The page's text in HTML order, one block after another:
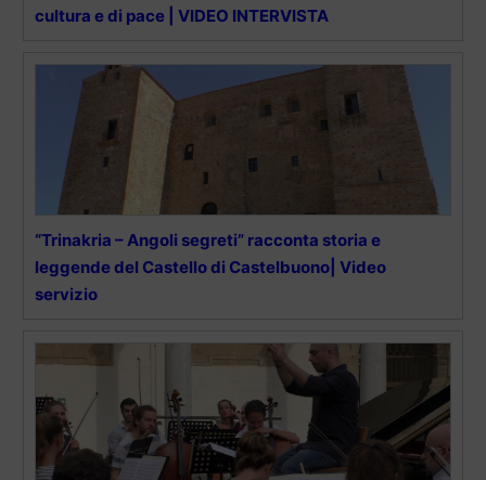
cultura e di pace | VIDEO INTERVISTA
“Trinakria – Angoli segreti” racconta storia e
leggende del Castello di Castelbuono| Video
servizio